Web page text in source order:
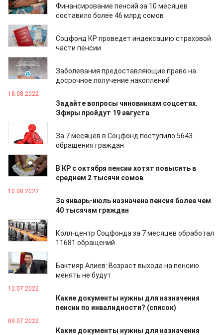
Финансирование пенсий за 10 месяцев
составило более 46 млрд сомов
23.09.2022
Соцфонд КР проведет индексацию страховой
части пенсии
03.09.2022
Заболевания предоставляющие право на
досрочное получение накоплений
18.08.2022
Задайте вопросы чиновникам соцсетях.
Эфиры пройдут 19 августа
18.08.2022
За 7 месяцев в Соцфонд поступило 5643
обращения граждан
10.08.2022
В КР с октября пенсии хотят повысить в
среднем 2 тысячи сомов
10.08.2022
За январь-июль назначена пенсия более чем
40 тысячам граждан
03.08.2022
Колл-центр Соцфонда за 7 месяцев обработал
11681 обращений
26.07.2022
Бактияр Алиев: Возраст выхода на пенсию
менять не будут
12.07.2022
Какие документы нужны для назначения
пенсии по инвалидности? (список)
09.07.2022
Какие документы нужны для назначения